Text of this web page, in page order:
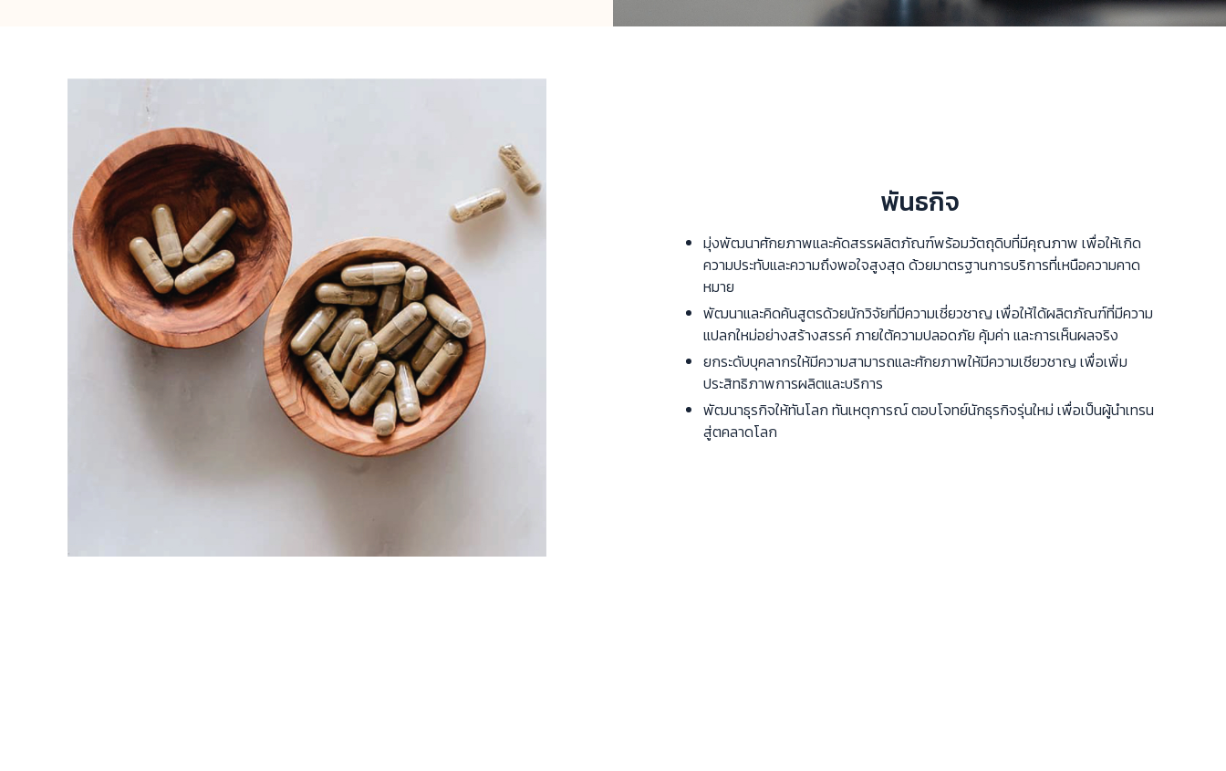
พันธกิจ
มุ่งพัฒนาศักยภาพและคัดสรรผลิตภัณฑ์พร้อมวัตถุดิบที่มีคุณภาพ เพื่อให้เกิด
ความประทับและความถึงพอใจสูงสุด ด้วยมาตรฐานการบริการที่เหนือความคาด
หมาย
พัฒนาและคิดค้นสูตรด้วยนักวิจัยที่มีความเชี่ยวชาญ เพื่อให้ได้ผลิตภัณฑ์ที่มีความ
แปลกใหม่อย่างสร้างสรรค์ ภายใต้ความปลอดภัย คุ้มค่า และการเห็นผลจริง
ยกระดับบุคลากรให้มีความสามารถและศักยภาพให้มีความเชียวชาญ เพื่อเพิ่ม
ประสิทธิภาพการผลิตและบริการ
พัฒนาธุรกิจให้ทันโลก ทันเหตุการณ์ ตอบโจทย์นักธุรกิจรุ่นใหม่ เพื่อเป็นผู้นำเทรน
สู่ตคลาดโลก